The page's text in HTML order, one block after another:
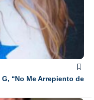
“No Me Arrepiento de